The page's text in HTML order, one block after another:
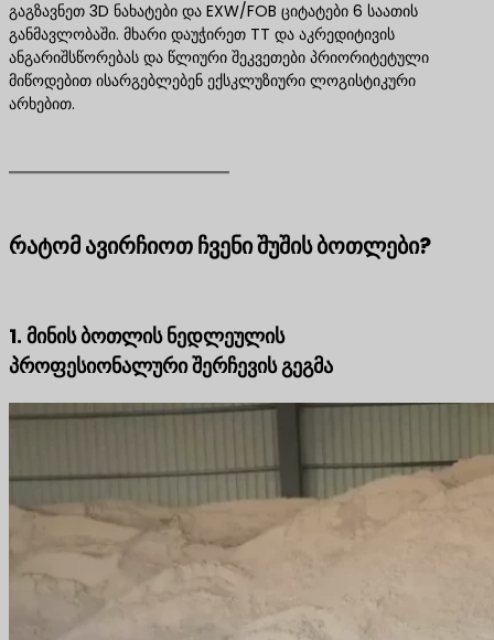
გაგზავნეთ 3D ნახატები და EXW/FOB ციტატები 6 საათის
განმავლობაში. მხარი დაუჭირეთ TT და აკრედიტივის
ანგარიშსწორებას და წლიური შეკვეთები პრიორიტეტული
მიწოდებით ისარგებლებენ ექსკლუზიური ლოგისტიკური
არხებით.
რატომ ავირჩიოთ ჩვენი შუშის ბოთლები?
1. მინის ბოთლის ნედლეულის
პროფესიონალური შერჩევის გეგმა